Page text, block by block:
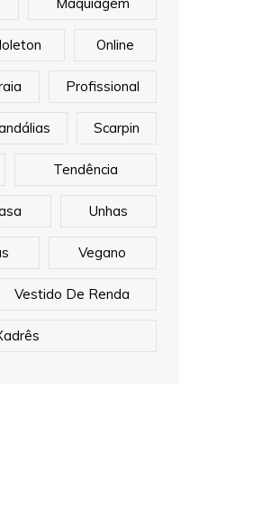
Online
Profissional
Scarpin
Tendência
Unhas
Vegano
Vestido De Renda